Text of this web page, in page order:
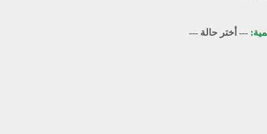
--- أختر حالة ---